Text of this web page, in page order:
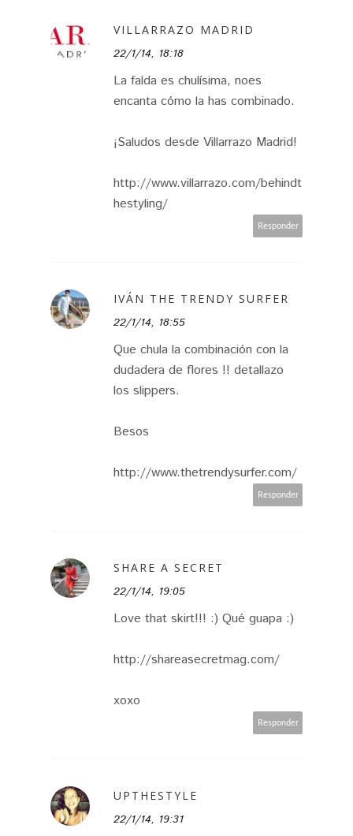
VILLARRAZO MADRID
22/1/14, 18:18
La falda es chulísima, noes
encanta cómo la has combinado.
¡Saludos desde Villarrazo Madrid!
http://www.villarrazo.com/behindt
hestyling/
Responder
IVÁN THE TRENDY SURFER
22/1/14, 18:55
Que chula la combinación con la
dudadera de flores !! detallazo
los slippers.
Besos
http://www.thetrendysurfer.com/
Responder
SHARE A SECRET
22/1/14, 19:05
Love that skirt!!! :) Qué guapa :)
http://shareasecretmag.com/
xoxo
Responder
UPTHESTYLE
22/1/14, 19:31